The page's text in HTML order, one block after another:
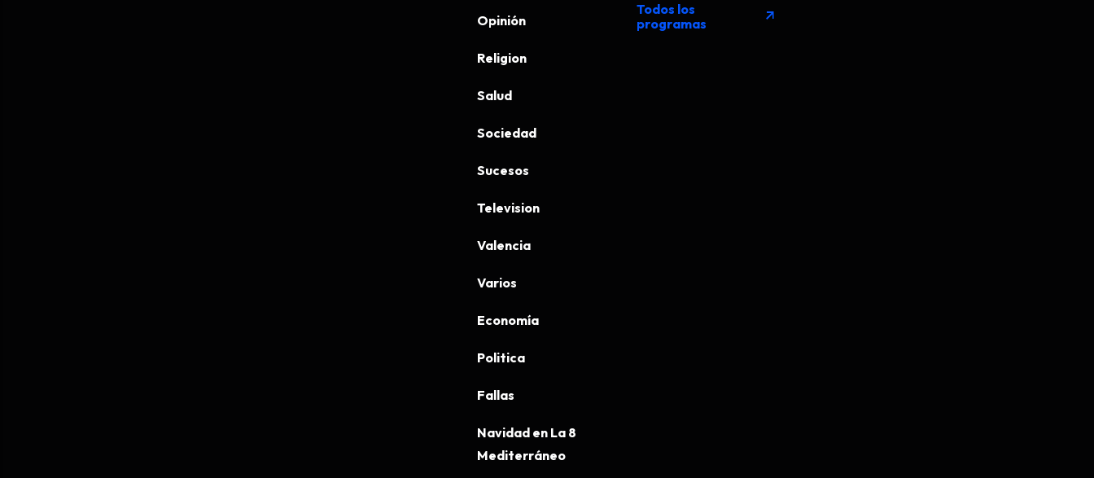
Opinión
Religion
Salud
Sociedad
Sucesos
Television
Valencia
Varios
Economía
Politica
Fallas
Navidad en La 8
Mediterráneo
Todos los
programas
arrow_outward